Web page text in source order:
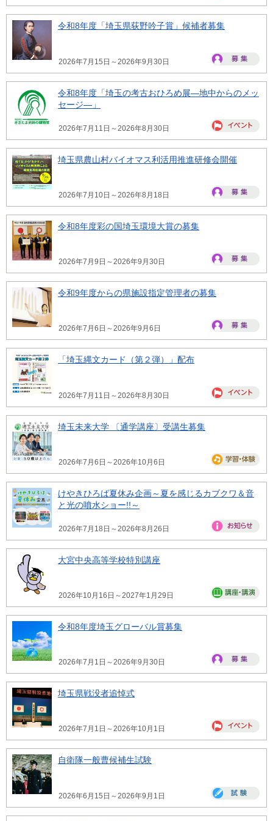
令和8年度「埼玉県荻野吟子賞」候補者募集
2026年7月15日～2026年9月30日
令和8年度「埼玉の考古おひろめ展―地中からのメッ
セージ―」
2026年7月11日～2026年8月30日
埼玉県農山村バイオマス利活用推進研修会開催
2026年7月10日～2026年8月18日
令和8年度彩の国埼玉環境大賞の募集
2026年7月9日～2026年9月30日
令和9年度からの県施設指定管理者の募集
2026年7月6日～2026年9月6日
「埼玉縄文カード（第２弾）」配布
2026年7月11日～2026年8月30日
埼玉未来大学 〔通学講座〕受講生募集
2026年7月6日～2026年10月6日
けやきひろば夏休み企画～夏を感じるカブクワ＆音
と光の噴水ショー!!～
2026年7月18日～2026年8月26日
大宮中央高等学校特別講座
2026年10月16日～2027年1月29日
令和8年度埼玉グローバル賞募集
2026年7月1日～2026年9月30日
埼玉県戦没者追悼式
2026年7月1日～2026年10月1日
自衛隊一般曹候補生試験
2026年6月15日～2026年9月1日